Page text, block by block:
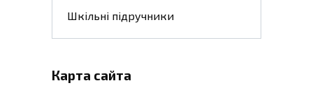
Шкільні підручники
Карта сайта